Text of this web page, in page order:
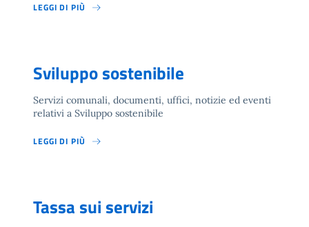
LEGGI DI PIÙ
Sviluppo sostenibile
Servizi comunali, documenti, uffici, notizie ed eventi
relativi a Sviluppo sostenibile
LEGGI DI PIÙ
Tassa sui servizi